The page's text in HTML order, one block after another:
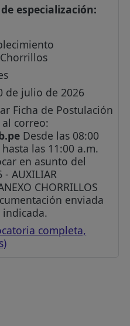
especialización:
de julio de 2026
Ficha de Postulación
al correo:
Desde las 08:00
las 11:00 a.m.
en asunto del
- AUXILIAR
CHORRILLOS
enviada
completa,